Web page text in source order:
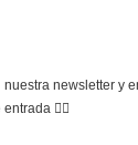
newsletter y
👇🏻